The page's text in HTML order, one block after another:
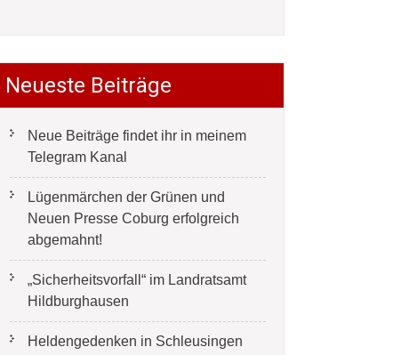
Neueste Beiträge
Neue Beiträge findet ihr in meinem
Telegram Kanal
Lügenmärchen der Grünen und
Neuen Presse Coburg erfolgreich
abgemahnt!
„Sicherheitsvorfall“ im Landratsamt
Hildburghausen
Heldengedenken in Schleusingen